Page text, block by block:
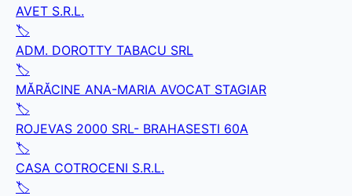
AVET S.R.L.
🏷️
ADM. DOROTTY TABACU SRL
🏷️
MĂRĂCINE ANA-MARIA AVOCAT STAGIAR
🏷️
ROJEVAS 2000 SRL- BRAHASESTI 60A
🏷️
CASA COTROCENI S.R.L.
🏷️